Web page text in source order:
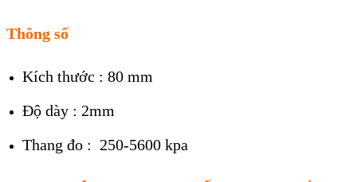
Thông số
Kích thước : 80 mm
Độ dày : 2mm
Thang đo : 250-5600 kpa